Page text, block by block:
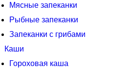
Мясные запеканки
Рыбные запеканки
Запеканки с грибами
Каши
Гороховая каша